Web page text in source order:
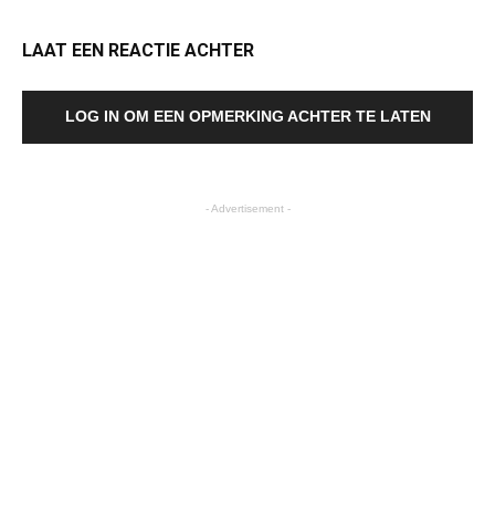
LAAT EEN REACTIE ACHTER
LOG IN OM EEN OPMERKING ACHTER TE LATEN
- Advertisement -